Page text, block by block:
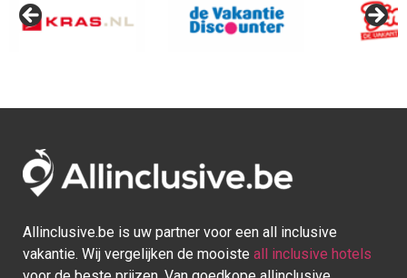
Allinclusive.be is uw partner voor een all inclusive
vakantie. Wij vergelijken de mooiste all inclusive hotels